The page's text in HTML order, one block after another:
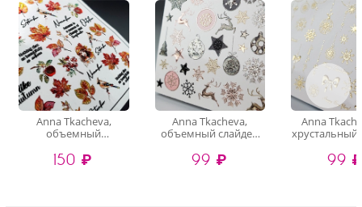
Anna Tkacheva,
объемный
слайдер-дизайн 4D-
016 (crystal)
150 ₽
Anna Tkacheva,
объемный слайдер
99 ₽
Anna
хрустальный
99 ₽